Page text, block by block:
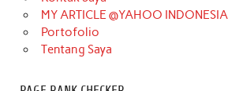
MY ARTICLE @YAHOO INDONESIA
Portofolio
Tentang Saya